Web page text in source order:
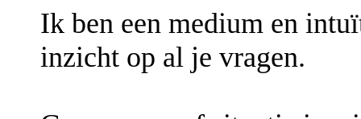
Ik ben een medium en
inzicht op al je vragen.